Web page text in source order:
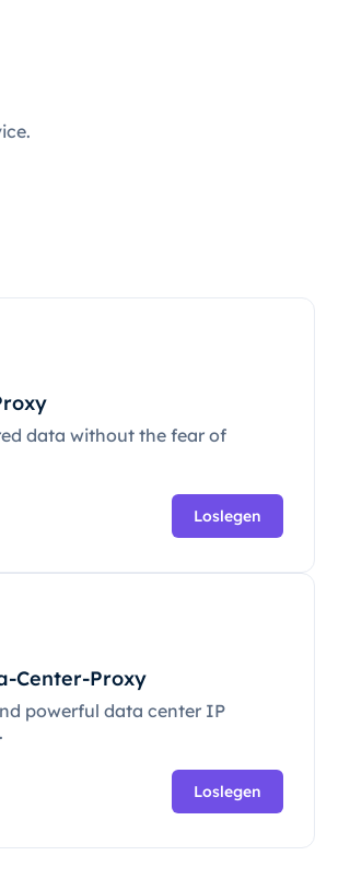
data without the fear of
Loslegen
Center-Proxy
powerful data center IP
Loslegen